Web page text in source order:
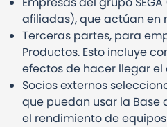
afiliadas), que actúan en
Terceras partes, para
Productos. Esto incluye
efectos de hacer llegar
Socios externos
que puedan usar la Base
el rendimiento de